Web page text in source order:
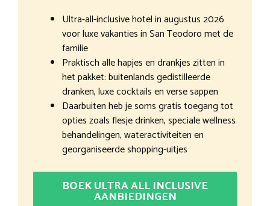
Ultra-all-inclusive hotel in augustus 2026
voor luxe vakanties in San Teodoro met de
familie
Praktisch alle hapjes en drankjes zitten in
het pakket: buitenlands gedistilleerde
dranken, luxe cocktails en verse sappen
Daarbuiten heb je soms gratis toegang tot
opties zoals flesje drinken, speciale wellness
behandelingen, wateractiviteiten en
georganiseerde shopping-uitjes
BOEK ULTRA ALL INCLUSIVE
AANBIEDINGEN